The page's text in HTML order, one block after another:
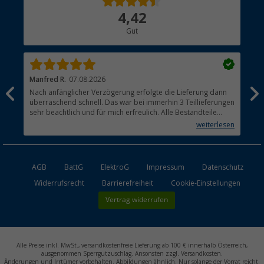
4,42
Gut
Manfred R. 07.08.2026
Nach anfänglicher Verzögerung erfolgte die Lieferung dann
überraschend schnell. Das war bei immerhin 3 Teillieferungen
sehr beachtlich und für mich erfreulich. Alle Bestandteile
waren gut verpackt und in Ordnung. Das Gerät (Gasgrill)weiterlesen
AGB BattG ElektroG Impressum
Datenschutz
Widerrufsrecht
Barrierefreiheit Cookie-Einstellungen
Vertrag widerrufen
Alle Preise inkl. MwSt., versandkostenfreie Lieferung ab 100 € innerhalb Österreich,
ausgenommen Sperrgutzuschlag. Ansonsten zzgl. Versandkosten.
Änderungen und Irrtümer vorbehalten. Abbildungen ähnlich. Nur solange der Vorrat reicht.